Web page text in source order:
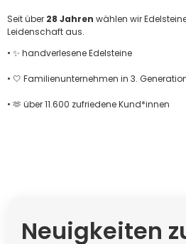
Seit über 28 Jahren wählen wir
Leidenschaft aus.
• ✨ handverlesene Edelsteine
• 🤍 Familienunternehmen in 3.
• 🫶 über 11.600 zufriedene Kund*innen
Neuigkeiten